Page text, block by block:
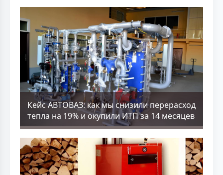
Кейс АВТОВАЗ: как мы снизили перерасход
тепла на 19% и окупили ИТП за 14 месяцев